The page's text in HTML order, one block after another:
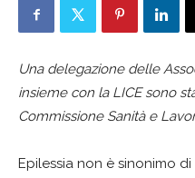
Una delegazione delle
insieme con la LICE sono
Commissione Sanità e
Epilessia non è sinonimo